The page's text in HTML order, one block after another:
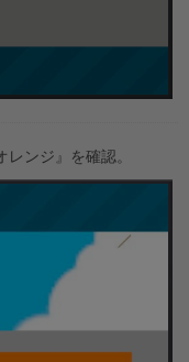
ンジ』を確認。